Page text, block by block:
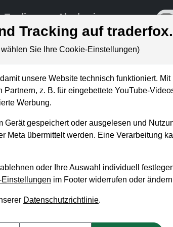
Trading Akademie
Apples
Tracking auf
wählen Sie Ihre Cookie-Einstellungen)
unsere Website technisch funktioniert.
z. B. für eingebettete YouTube-
Werbung.
Gerät gespeichert oder ausgelesen und
Meta übermittelt werden. Eine Verarbeitung
oder Ihre Auswahl individuell
im Footer widerrufen oder
Datenschutzrichtlinie.